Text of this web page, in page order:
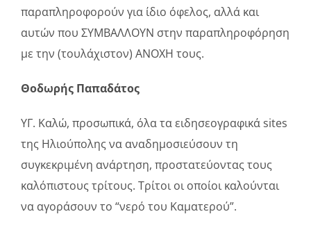
παραπληροφορούν για ίδιο όφελος, αλλά και
αυτών που ΣΥΜΒΑΛΛΟΥΝ στην παραπληροφόρηση
με την (τουλάχιστον) ΑΝΟΧΗ τους.
Θοδωρής Παπαδάτος
ΥΓ. Καλώ, προσωπικά, όλα τα ειδησεογραφικά sites
της Ηλιούπολης να αναδημοσιεύσουν τη
συγκεκριμένη ανάρτηση, προστατεύοντας τους
καλόπιστους τρίτους. Τρίτοι οι οποίοι καλούνται
να αγοράσουν το “νερό του Καματερού”.